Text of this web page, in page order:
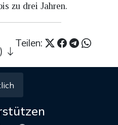
zu drei Jahren.
Teilen: